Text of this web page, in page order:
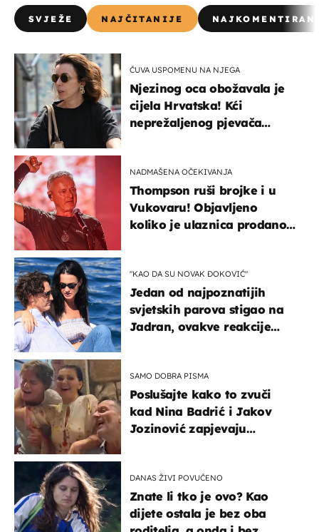
SVJEŽE NAJČITANIJE
ČUVA USPOMENU NA NJEGA
Njezinog oca obožavala je
cijela Hrvatska! Kći
neprežaljenog pjevača
NADMAŠENA OČEKIVANJA
Thompson ruši brojke i u
Vukovaru! Objavljeno
koliko je ulaznica prodano
"KAO DA SU NOVAK ĐOKOVIĆ"
Jedan od najpoznatijih
svjetskih parova stigao na
Jadran, ovakve reakcije
SAMO DOBRA PISMA
Poslušajte kako to zvuči
kad Nina Badrić i Jakov
Jozinović zapjevaju
DANAS ŽIVI POVUČENO
Znate li tko je ovo? Kao
dijete ostala je bez oba